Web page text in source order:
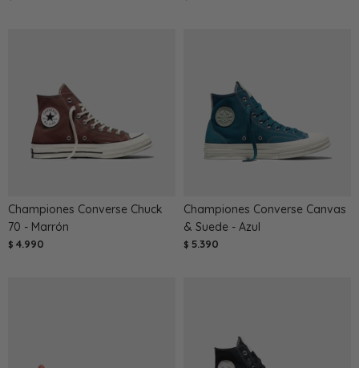
Championes Converse Chuck
70 - Marrón
$ 4.990
Championes Converse Canvas
& Suede - Azul
$ 5.390